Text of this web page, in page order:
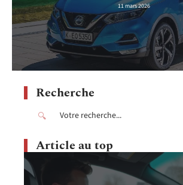
11 mars 2026
Recherche
Article au top